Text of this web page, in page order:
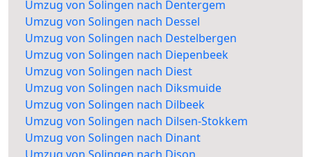
Umzug von Solingen nach Dentergem
Umzug von Solingen nach Dessel
Umzug von Solingen nach Destelbergen
Umzug von Solingen nach Diepenbeek
Umzug von Solingen nach Diest
Umzug von Solingen nach Diksmuide
Umzug von Solingen nach Dilbeek
Umzug von Solingen nach Dilsen-Stokkem
Umzug von Solingen nach Dinant